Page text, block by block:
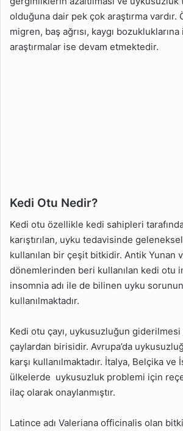
Kedi Otunun Zararları
Nelerdir?
Depresyon İçin Kedi Otu
olduğuna dair pek çok araştırma vardır.
migren, baş ağrısı, kaygı
araştırmalar ise devam etmektedir.
Kedi Otu Nedir?
Kedi otu özellikle kedi sahipleri
karıştırılan, uyku tedavisinde
kullanılan bir çeşit bitkidir. Antik Yunan
dönemlerinden beri kullanılan kedi otu
insomnia adı ile de bilinen uyku
kullanılmaktadır.
Kedi otu çayı, uykusuzluğun
çaylardan birisidir. Avrupa’da
karşı kullanılmaktadır. İtalya, Belçika
ülkelerde uykusuzluk problemi için
ilaç olarak onaylanmıştır.
Latince adı Valeriana officinalis olan